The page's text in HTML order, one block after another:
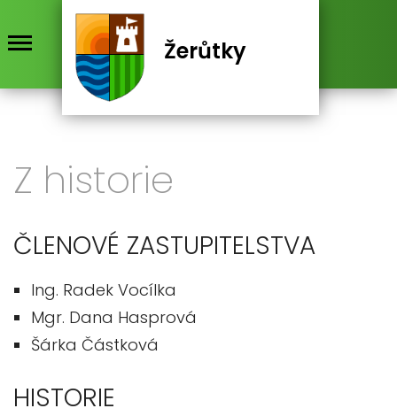
Žerůtky
Z historie
ČLENOVÉ ZASTUPITELSTVA
Ing. Radek Vocílka
Mgr. Dana Hasprová
Šárka Částková
HISTORIE